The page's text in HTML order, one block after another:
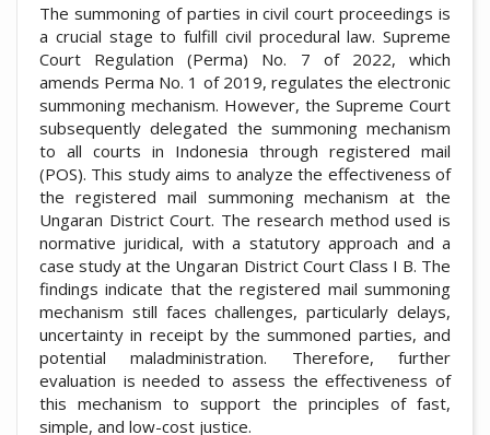
The summoning of parties in civil court proceedings is
a crucial stage to fulfill civil procedural law. Supreme
Court Regulation (Perma) No. 7 of 2022, which
amends Perma No. 1 of 2019, regulates the electronic
summoning mechanism. However, the Supreme Court
subsequently delegated the summoning mechanism
to all courts in Indonesia through registered mail
(POS). This study aims to analyze the effectiveness of
the registered mail summoning mechanism at the
Ungaran District Court. The research method used is
normative juridical, with a statutory approach and a
case study at the Ungaran District Court Class I B. The
findings indicate that the registered mail summoning
mechanism still faces challenges, particularly delays,
uncertainty in receipt by the summoned parties, and
potential maladministration. Therefore, further
evaluation is needed to assess the effectiveness of
this mechanism to support the principles of fast,
simple, and low-cost justice.